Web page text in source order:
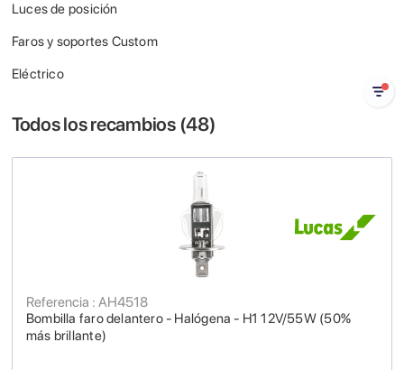
Luces de posición
Faros y soportes Custom
Eléctrico
Todos los recambios (48)
Bombilla faro delantero - Halógena - H1 12V/55W (50%
más brillante)
Referencia : AH4518